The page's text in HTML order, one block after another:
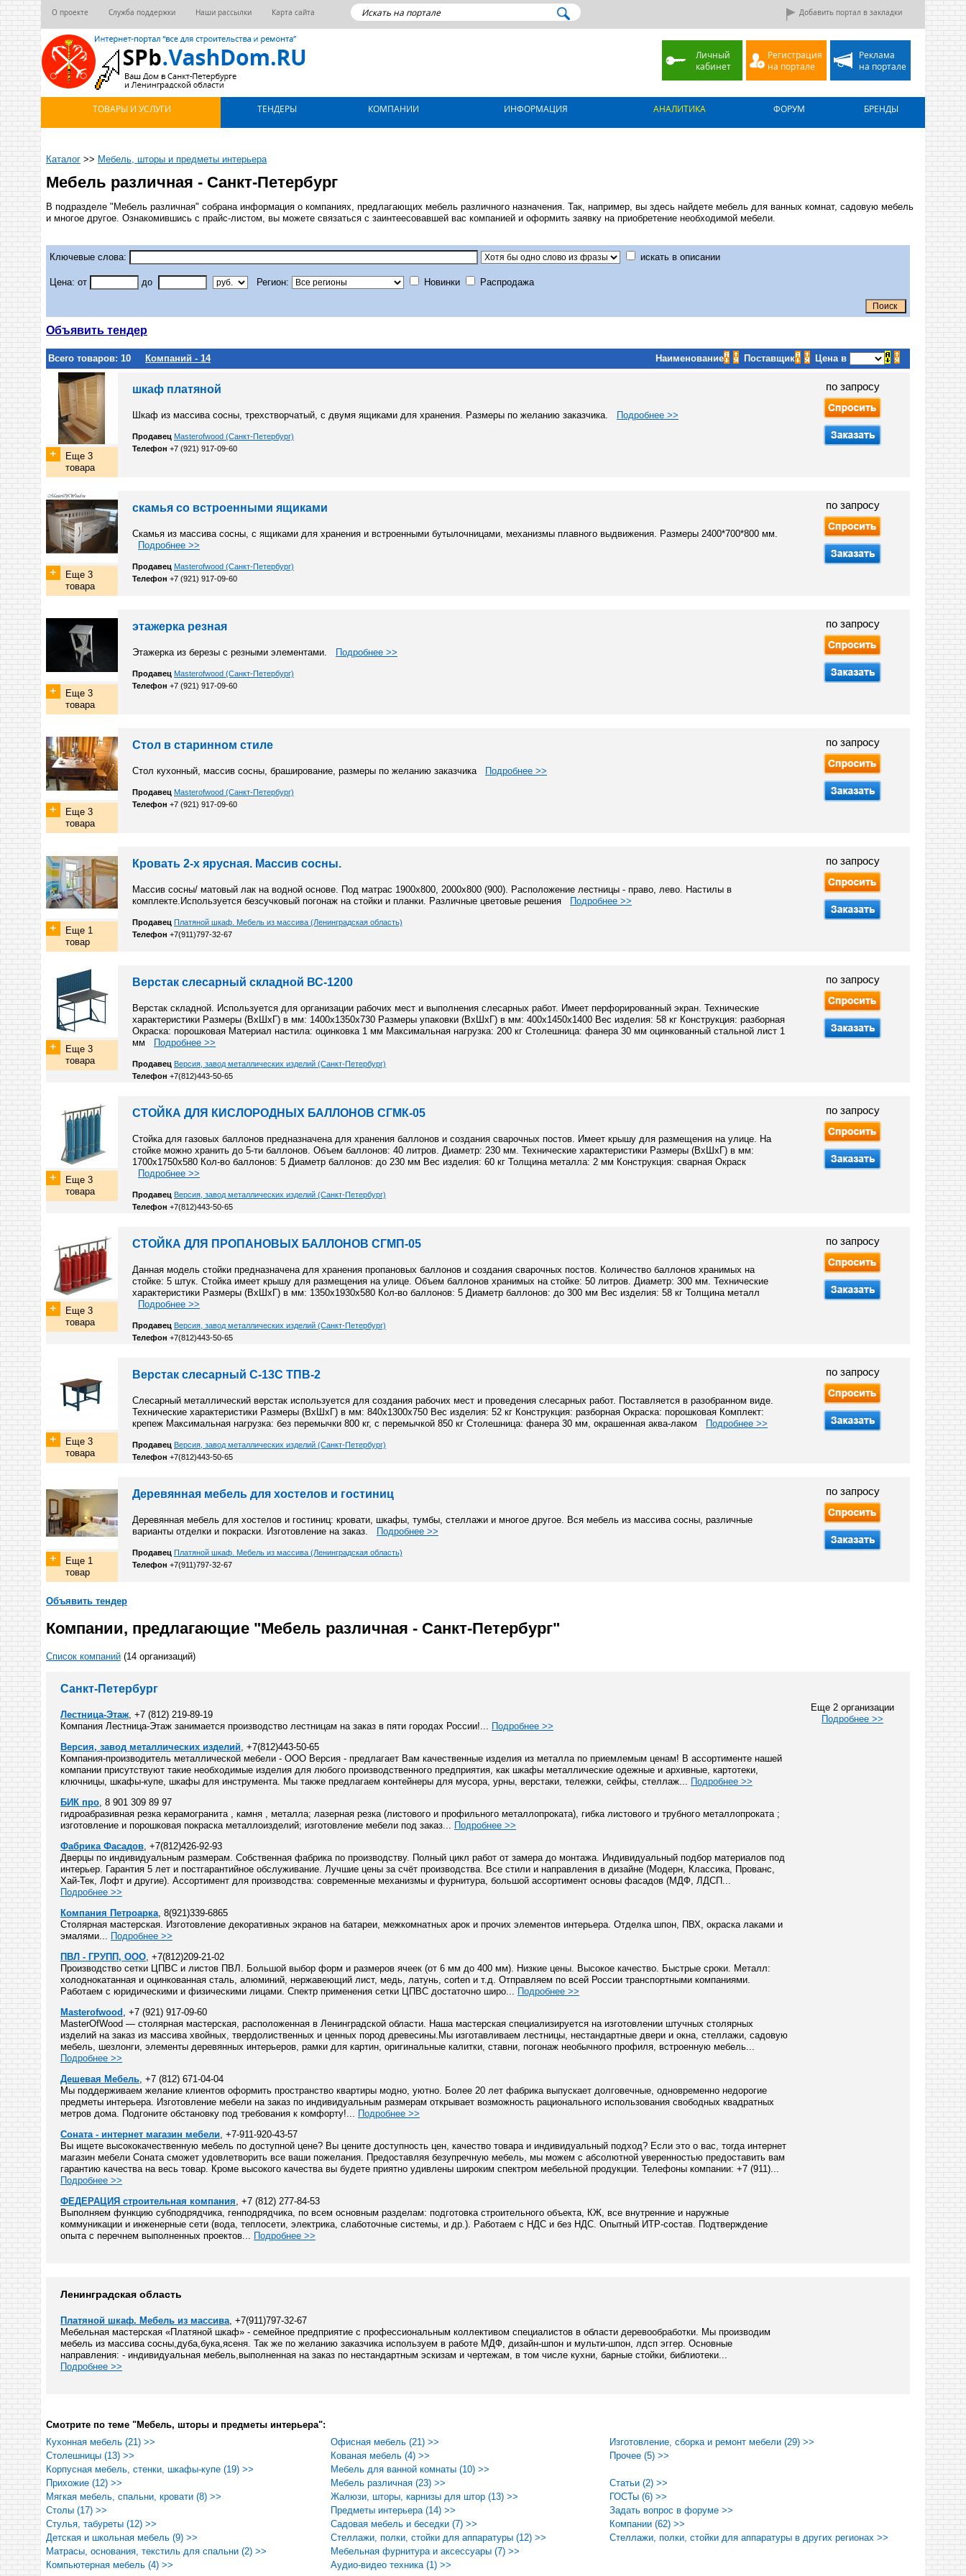
Добавить портал в закладки
О проекте Служба поддержки Наши рассылки Карта сайта
Личный
кабинет
Регистрация
на портале
Реклама
на портале
ТОВАРЫ И УСЛУГИ ТЕНДЕРЫ КОМПАНИИ ИНФОРМАЦИЯ АНАЛИТИКА ФОРУМ БРЕНДЫ
Каталог >> Мебель, шторы и предметы интерьера
Мебель различная - Санкт-Петербург
В подразделе "Мебель различная" собрана информация о компаниях, предлагающих мебель различного назначения. Так, например, вы здесь найдете мебель для ванных комнат, садовую мебель
и многое другое. Ознакомившись с прайс-листом, вы можете связаться с заинтеесовавшей вас компанией и оформить заявку на приобретение необходимой мебели.
Ключевые слова: искать в описании
Цена: от до Регион: Новинки Распродажа
Объявить тендер
Всего товаров: 10 Компаний - 14 Наименование Поставщик Цена в
Еще 3
товара
по запросу
шкаф платяной
Шкаф из массива сосны, трехстворчатый, с двумя ящиками для хранения. Размеры по желанию заказчика. Подробнее >>
Продавец Masterofwood (Санкт-Петербург)
Телефон +7 (921) 917-09-60
Еще 3
товара
по запросу
скамья со встроенными ящиками
Скамья из массива сосны, с ящиками для хранения и встроенными бутылочницами, механизмы плавного выдвижения. Размеры 2400*700*800 мм.
Подробнее >>
Продавец Masterofwood (Санкт-Петербург)
Телефон +7 (921) 917-09-60
Еще 3
товара
по запросу
этажерка резная
Этажерка из березы с резными элементами. Подробнее >>
Продавец Masterofwood (Санкт-Петербург)
Телефон +7 (921) 917-09-60
Еще 3
товара
по запросу
Стол в старинном стиле
Стол кухонный, массив сосны, браширование, размеры по желанию заказчика Подробнее >>
Продавец Masterofwood (Санкт-Петербург)
Телефон +7 (921) 917-09-60
Еще 1
товар
по запросу
Кровать 2-х ярусная. Массив сосны.
Массив сосны/ матовый лак на водной основе. Под матрас 1900х800, 2000х800 (900). Расположение лестницы - право, лево. Настилы в
комплекте.Используется безсучковый погонаж на стойки и планки. Различные цветовые решения
Подробнее >>
Продавец Платяной шкаф. Мебель из массива (Ленинградская область)
Телефон +7(911)797-32-67
Еще 3
товара
по запросу
Верстак слесарный складной ВС-1200
Верстак складной. Используется для организации рабочих мест и выполнения слесарных работ. Имеет перфорированный экран. Технические
характеристики Размеры (ВхШхГ) в мм: 1400х1350х730 Размеры упаковки (ВхШхГ) в мм: 400х1450х1400 Вес изделия: 58 кг Конструкция: разборная
Окраска: порошковая Материал настила: оцинковка 1 мм Максимальная нагрузка: 200 кг Столешница: фанера 30 мм оцинкованный стальной лист 1
мм
Подробнее >>
Продавец Версия, завод металлических изделий (Санкт-Петербург)
Телефон +7(812)443-50-65
Еще 3
товара
по запросу
СТОЙКА ДЛЯ КИСЛОРОДНЫХ БАЛЛОНОВ СГМК-05
Стойка для газовых баллонов предназначена для хранения баллонов и создания сварочных постов. Имеет крышу для размещения на улице. На
стойке можно хранить до 5-ти баллонов. Объем баллонов: 40 литров. Диаметр: 230 мм. Технические характеристики Размеры (ВхШхГ) в мм:
1700х1750х580 Кол-во баллонов: 5 Диаметр баллонов: до 230 мм Вес изделия: 60 кг Толщина металла: 2 мм Конструкция: сварная Окраск
Подробнее >>
Продавец Версия, завод металлических изделий (Санкт-Петербург)
Телефон +7(812)443-50-65
Еще 3
товара
по запросу
СТОЙКА ДЛЯ ПРОПАНОВЫХ БАЛЛОНОВ СГМП-05
Данная модель стойки предназначена для хранения пропановых баллонов и создания сварочных постов. Количество баллонов хранимых на
стойке: 5 штук. Стойка имеет крышу для размещения на улице. Объем баллонов хранимых на стойке: 50 литров. Диаметр: 300 мм. Технические
характеристики Размеры (ВхШхГ) в мм: 1350х1930х580 Кол-во баллонов: 5 Диаметр баллонов: до 300 мм Вес изделия: 58 кг Толщина металл
Подробнее >>
Продавец Версия, завод металлических изделий (Санкт-Петербург)
Телефон +7(812)443-50-65
Еще 3
товара
по запросу
Верстак слесарный С-13С ТПВ-2
Слесарный металлический верстак используется для создания рабочих мест и проведения слесарных работ. Поставляется в разобранном виде.
Технические характеристики Размеры (ВхШхГ) в мм: 840х1300х750 Вес изделия: 52 кг Конструкция: разборная Окраска: порошковая Комплект:
крепеж Максимальная нагрузка: без перемычки 800 кг, с перемычкой 850 кг Столешница: фанера 30 мм, окрашенная аква-лаком
Подробнее >>
Продавец Версия, завод металлических изделий (Санкт-Петербург)
Телефон +7(812)443-50-65
Еще 1
товар
по запросу
Деревянная мебель для хостелов и гостиниц
Деревянная мебель для хостелов и гостиниц: кровати, шкафы, тумбы, стеллажи и многое другое. Вся мебель из массива сосны, различные
варианты отделки и покраски. Изготовление на заказ.
Подробнее >>
Продавец Платяной шкаф. Мебель из массива (Ленинградская область)
Телефон +7(911)797-32-67
Объявить тендер
Компании, предлагающие "Мебель различная - Санкт-Петербург"
Список компаний (14 организаций)
Еще 2 организации
Подробнее >>
Санкт-Петербург
Лестница-Этаж, +7 (812) 219-89-19
Компания Лестница-Этаж занимается производство лестницам на заказ в пяти городах России!... Подробнее >>
Версия, завод металлических изделий, +7(812)443-50-65
Компания-производитель металлической мебели - ООО Версия - предлагает Вам качественные изделия из металла по приемлемым ценам! В ассортименте нашей
компании присутствуют такие необходимые изделия для любого производственного предприятия, как шкафы металлические одежные и архивные, картотеки,
ключницы, шкафы-купе, шкафы для инструмента. Мы также предлагаем контейнеры для мусора, урны, верстаки, тележки, сейфы, стеллаж... Подробнее >>
БИК про, 8 901 309 89 97
гидроабразивная резка керамогранита , камня , металла; лазерная резка (листового и профильного металлопроката), гибка листового и трубного металлопроката ;
изготовление и порошковая покраска металлоизделий; изготовление мебели под заказ... Подробнее >>
Фабрика Фасадов, +7(812)426-92-93
Дверцы по индивидуальным размерам. Собственная фабрика по производству. Полный цикл работ от замера до монтажа. Индивидуальный подбор материалов под
интерьер. Гарантия 5 лет и постгарантийное обслуживание. Лучшие цены за счёт производства. Все стили и направления в дизайне (Модерн, Классика, Прованс,
Хай-Тек, Лофт и другие). Ассортимент для производства: современные механизмы и фурнитура, большой ассортимент основы фасадов (МДФ, ЛДСП...
Подробнее >>
Компания Петроарка, 8(921)339-6865
Столярная мастерская. Изготовление декоративных экранов на батареи, межкомнатных арок и прочих элементов интерьера. Отделка шпон, ПВХ, окраска лаками и
эмалями... Подробнее >>
ПВЛ - ГРУПП, ООО, +7(812)209-21-02
Производство сетки ЦПВС и листов ПВЛ. Большой выбор форм и размеров ячеек (от 6 мм до 400 мм). Низкие цены. Высокое качество. Быстрые сроки. Металл:
холоднокатанная и оцинкованная сталь, алюминий, нержавеющий лист, медь, латунь, corten и т.д. Отправляем по всей России транспортными компаниями.
Работаем с юридическими и физическими лицами. Спектр применения сетки ЦПВС достаточно широ... Подробнее >>
Masterofwood , +7 (921) 917-09-60
MasterOfWood — столярная мастерская, расположенная в Ленинградской области. Наша мастерская специализируется на изготовлении штучных столярных
изделий на заказ из массива хвойных, твердолиственных и ценных пород древесины.Мы изготавливаем лестницы, нестандартные двери и окна, стеллажи, садовую
мебель, шезлонги, элементы деревянных интерьеров, рамки для картин, оригинальные калитки, ставни, погонаж необычного профиля, встроенную мебель...
Подробнее >>
Дешевая Мебель, +7 (812) 671-04-04
Мы поддерживаем желание клиентов оформить пространство квартиры модно, уютно. Более 20 лет фабрика выпускает долговечные, одновременно недорогие
предметы интерьера. Изготовление мебели на заказ по индивидуальным размерам открывает возможность рационального использования свободных квадратных
метров дома. Подгоните обстановку под требования к комфорту!... Подробнее >>
Соната - интернет магазин мебели, +7-911-920-43-57
Вы ищете высококачественную мебель по доступной цене? Вы цените доступность цен, качество товара и индивидуальный подход? Если это о вас, тогда интернет
магазин мебели Соната сможет удовлетворить все ваши пожелания. Предоставляя безупречную мебель, мы можем с абсолютной уверенностью предоставить вам
гарантию качества на весь товар. Кроме высокого качества вы будете приятно удивлены широким спектром мебельной продукции. Телефоны компании: +7 (911)...
Подробнее >>
ФЕДЕРАЦИЯ строительная компания, +7 (812) 277-84-53
Выполняем функцию субподрядчика, генподрядчика, по всем основным разделам: подготовка строительного объекта, КЖ, все внутренние и наружные
коммуникации и инженерные сети (вода, теплосети, электрика, слаботочные системы, и др.). Работаем с НДС и без НДС. Опытный ИТР-состав. Подтверждение
опыта с перечнем выполненных проектов... Подробнее >>
Ленинградская область
Платяной шкаф. Мебель из массива, +7(911)797-32-67
Мебельная мастерская «Платяной шкаф» - семейное предприятие с профессиональным коллективом специалистов в области деревообработки. Мы производим
мебель из массива сосны,дуба,бука,ясеня. Так же по желанию заказчика используем в работе МДФ, дизайн-шпон и мульти-шпон, лдсп эггер. Основные
направления: - индивидуальная мебель,выполненная на заказ по нестандартным эскизам и чертежам, в том числе кухни, барные стойки, библиотеки...
Подробнее >>
Смотрите по теме "Мебель, шторы и предметы интерьера":
Кухонная мебель (21) >>
Столешницы (13) >>
Корпусная мебель, стенки, шкафы-купе (19) >>
Прихожие (12) >>
Мягкая мебель, спальни, кровати (8) >>
Столы (17) >>
Стулья, табуреты (12) >>
Детская и школьная мебель (9) >>
Матрасы, основания, текстиль для спальни (2) >>
Компьютерная мебель (4) >>
Офисная мебель (21) >>
Кованая мебель (4) >>
Мебель для ванной комнаты (10) >>
Мебель различная (23) >>
Жалюзи, шторы, карнизы для штор (13) >>
Предметы интерьера (14) >>
Садовая мебель и беседки (7) >>
Стеллажи, полки, стойки для аппаратуры (12) >>
Мебельная фурнитура и аксессуары (7) >>
Аудио-видео техника (1) >>
Изготовление, сборка и ремонт мебели (29) >>
Прочее (5) >>
Статьи (2) >>
ГОСТы (6) >>
Задать вопрос в форуме >>
Компании (62) >>
Стеллажи, полки, стойки для аппаратуры в других регионах >>